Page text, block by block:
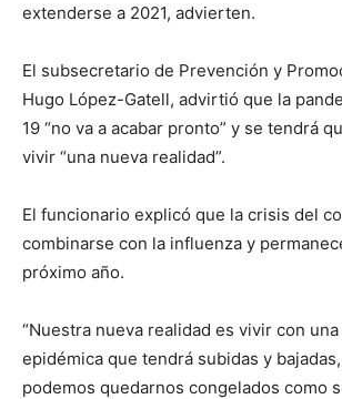
extenderse a 2021, advierten.
El subsecretario de Prevención y
Hugo López-Gatell, advirtió que la
19 “no va a acabar pronto” y se tendrá
vivir “una nueva realidad”.
El funcionario explicó que la crisis del
combinarse con la influenza y
próximo año.
“Nuestra nueva realidad es vivir con
epidémica que tendrá subidas y
podemos quedarnos congelados como